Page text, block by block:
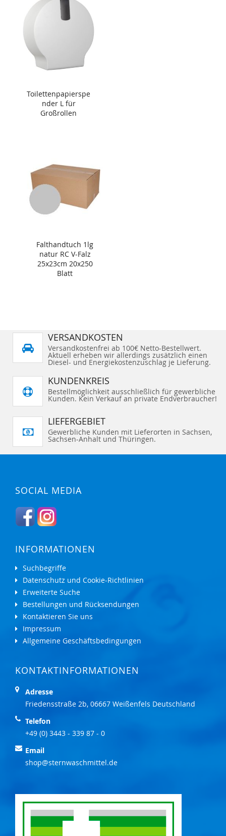
Toilettenpapierspe
nder L für
Großrollen
Falthandtuch 1lg
natur RC V-Falz
25x23cm 20x250
Blatt
VERSANDKOSTEN
Versandkostenfrei ab 100€ Netto-Bestellwert.
Aktuell erheben wir allerdings zusätzlich einen
Diesel- und Energiekostenzuschlag je Lieferung.
KUNDENKREIS
Bestellmöglichkeit ausschließlich für gewerbliche
Kunden. Kein Verkauf an private Endverbraucher!
LIEFERGEBIET
Gewerbliche Kunden mit Lieferorten in Sachsen,
Sachsen-Anhalt und Thüringen.
SOCIAL MEDIA
INFORMATIONEN
Suchbegriffe
Datenschutz und Cookie-Richtlinien
Erweiterte Suche
Bestellungen und Rücksendungen
Kontaktieren Sie uns
Impressum
Allgemeine Geschäftsbedingungen
KONTAKTINFORMATIONEN
Adresse
Friedensstraße 2b, 06667 Weißenfels Deutschland
Telefon
+49 (0) 3443 - 339 87 - 0
Email
shop@sternwaschmittel.de